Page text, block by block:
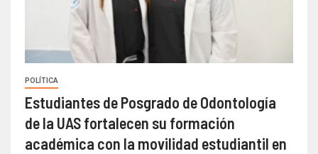
POLÍTICA
Estudiantes de Posgrado de Odontología
de la UAS fortalecen su formación
académica con la movilidad estudiantil en